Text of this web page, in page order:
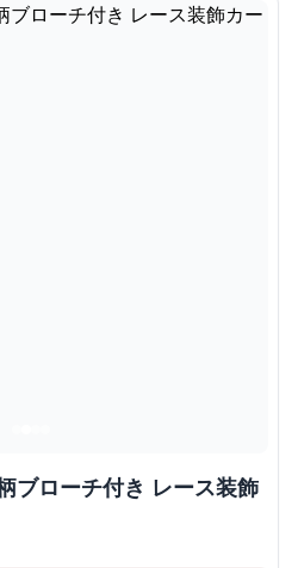
ブローチ付き レース装飾